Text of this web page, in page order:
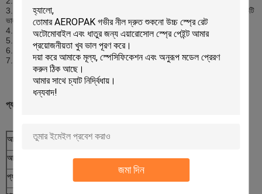
জমা দিন
3. ভাল বায়ুচলাচল জায়গায় স্প্রে.একটি শীতল, শুষ্ক এবং ধুলোবিহীন পরিবেশে কাজ করলে একটি
ভাল আবরণ প্রভাব অর্জন করা হবে।
4. বৃষ্টি বা হিমাঙ্কের দিনে বার্ণিশ প্রয়োগ করা এড়িয়ে চলুন।
5. ব্যবহারের পরেও ক্যানটিকে ক্ল্যাশ, পাংচার বা জ্বালিয়ে দেবেন না।
6. একটি শীতল, শুকনো জায়গায় সংরক্ষণ করুন (
7. শিশুদের নাগালের বাইরে রাখুন
প্যাকেজ:
আইটেম নংঃ.:
আইডি-201
আকার করতে পারেন:
∮65mmx 158mm H
প্যাকেজ:
400ml x 12pcs/ctn